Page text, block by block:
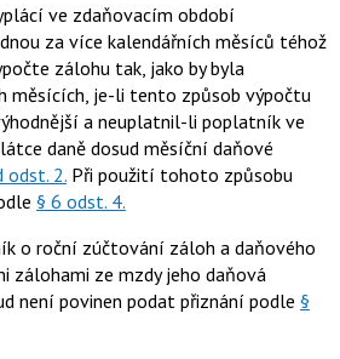
ve zdaňovacím období
za více kalendářních měsíců téhož
zálohu tak, jako by byla
měsících, je-li tento způsob výpočtu
a neuplatnil-li poplatník ve
daně dosud měsíční daňové
odst. 2.Při použití tohoto způsobu
§ 6 odst. 4.
o roční zúčtování záloh a daňového
zálohami ze mzdy jeho daňová
není povinen podat přiznání podle §